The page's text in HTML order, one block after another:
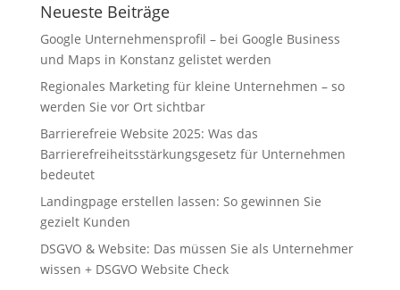
Neueste Beiträge
Google Unternehmensprofil – bei Google Business
und Maps in Konstanz gelistet werden
Regionales Marketing für kleine Unternehmen – so
werden Sie vor Ort sichtbar
Barrierefreie Website 2025: Was das
Barrierefreiheitsstärkungsgesetz für Unternehmen
bedeutet
Landingpage erstellen lassen: So gewinnen Sie
gezielt Kunden
DSGVO & Website: Das müssen Sie als Unternehmer
wissen + DSGVO Website Check